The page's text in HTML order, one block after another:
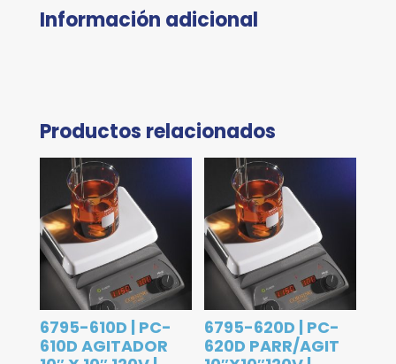
Información adicional
Productos relacionados
6795-610D | PC-
610D AGITADOR
6795-620D | PC-
620D PARR/AGIT